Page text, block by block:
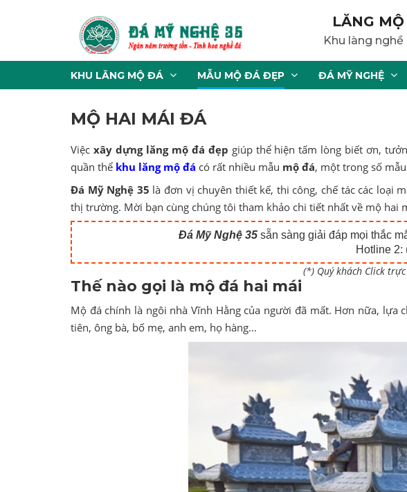
LĂNG
Khu làng nghề
KHU LĂNG MỘ ĐÁ MẪU MỘ ĐÁ ĐẸP ĐÁ MỸ NGHỆ
MỘ HAI MÁI ĐÁ
Việc xây dựng lăng mộ đá đẹp giúp thể hiện tấm lòng biết ơn,
quần thể khu lăng mộ đá có rất nhiều mẫu mộ đá, một trong số mẫu
Đá Mỹ Nghệ 35 là đơn vị chuyên thiết kế, thi công, chế tác các loại
thị trường. Mời bạn cùng chúng tôi tham khảo chi tiết nhất về mộ hai
Đá Mỹ Nghệ 35 sẵn sàng giải đáp mọi thắc
Hotline 2:
(*) Quý khách Click
Thế nào gọi là mộ đá hai mái
Mộ đá chính là ngôi nhà Vĩnh Hằng của người đã mất. Hơn nữa,
tiên, ông bà, bố mẹ, anh em, họ hàng…